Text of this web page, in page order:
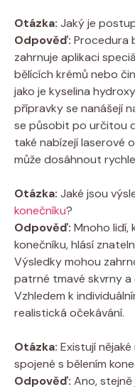
Otázka: Jaký je
Odpověď: Procedura
zahrnuje aplikaci
bělících krémů nebo
jako je kyselina
přípravky se nanášejí
se působit po určitou
také nabízejí laserové
může dosáhnout
Otázka: Jaké jsou
konečníku?
Odpověď: Mnoho lidí,
konečníku, hlásí
Výsledky mohou
patrné tmavé skvrny a
Vzhledem k
realistická očekávání.
Otázka: Existují
spojené s bělením
Odpověď: Ano,